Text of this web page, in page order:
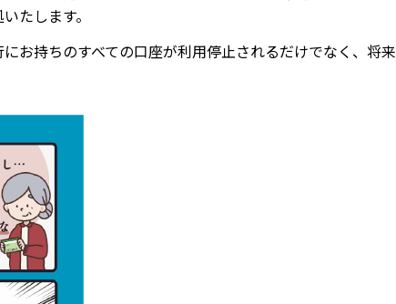
たします。
お持ちのすべての口座が利用停止されるだけでなく、将